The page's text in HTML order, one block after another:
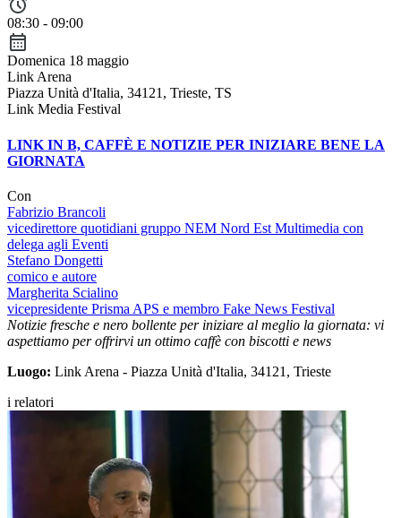
08:30 - 09:00
Domenica 18 maggio
Link Arena
Piazza Unità d'Italia, 34121, Trieste, TS
Link Media Festival
LINK IN B, CAFFÈ E NOTIZIE PER INIZIARE BENE LA
GIORNATA
Con
Fabrizio Brancoli
vicedirettore quotidiani gruppo NEM Nord Est Multimedia con
delega agli Eventi
Stefano Dongetti
comico e autore
Margherita Scialino
vicepresidente Prisma APS e membro Fake News Festival
Notizie fresche e nero bollente per iniziare al meglio la giornata: vi
aspettiamo per offrirvi un ottimo caffè con biscotti e news
Luogo: Link Arena - Piazza Unità d'Italia, 34121, Trieste
i relatori